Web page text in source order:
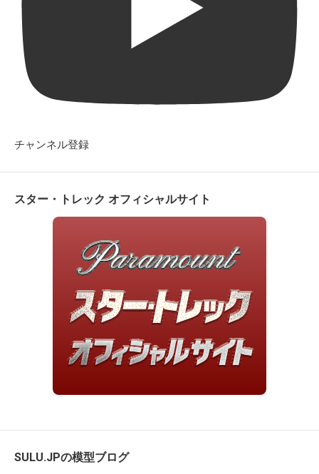
チャンネル登録
スター・トレック オフィシャルサイト
SULU.JPの模型ブログ